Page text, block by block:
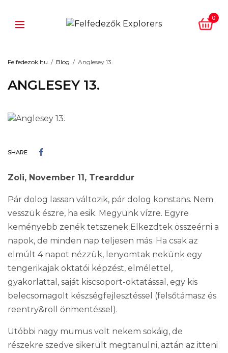
0
Felfedezok.hu Blog Anglesey 13.
ANGLESEY 13.
SHARE
Zoli, November 11, Trearddur
Pár dolog lassan változik, pár dolog konstans. Nem
vesszük észre, ha esik. Megyünk vízre. Egyre
keményebb zenék tetszenek Elkezdtek összeérni a
napok, de minden nap teljesen más. Ha csak az
elmúlt 4 napot nézzük, lenyomtak nekünk egy
tengerikajak oktatói képzést, elmélettel,
gyakorlattal, saját kiscsoport-oktatással, egy kis
belecsomagolt készségfejlesztéssel (felsőtámasz és
reentry&roll önmentéssel).
Utóbbi nagy mumus volt nekem sokáig, de
részekre szedve sikerült megtanulni, aztán az itteni